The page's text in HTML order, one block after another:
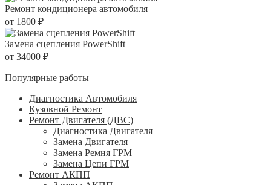
Ремонт кондиционера автомобиля
от 1800 ₽
Замена сцепления PowerShift
от 34000 ₽
Популярные работы
Диагностика Автомобиля
Кузовной Ремонт
Ремонт Двигателя (ДВС)
Диагностика Двигателя
Замена Двигателя
Замена Ремня ГРМ
Замена Цепи ГРМ
Ремонт АКПП